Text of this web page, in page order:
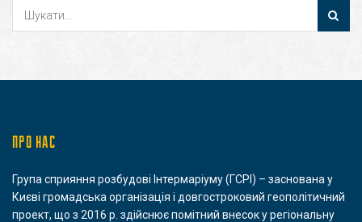
ПРО НАС
Група сприяння розбудові Інтермаріуму (ГСРІ) – заснована у
Києві громадська організація і довгостроковий геополітичний
проект, що з 2016 р. здійснює помітний внесок у регіональну